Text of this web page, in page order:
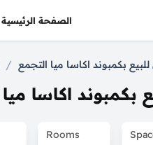
الصفحة الرئيسية
بكمبوند اكاسا ميا التجمع /
بكمبوند اكاسا
Rooms